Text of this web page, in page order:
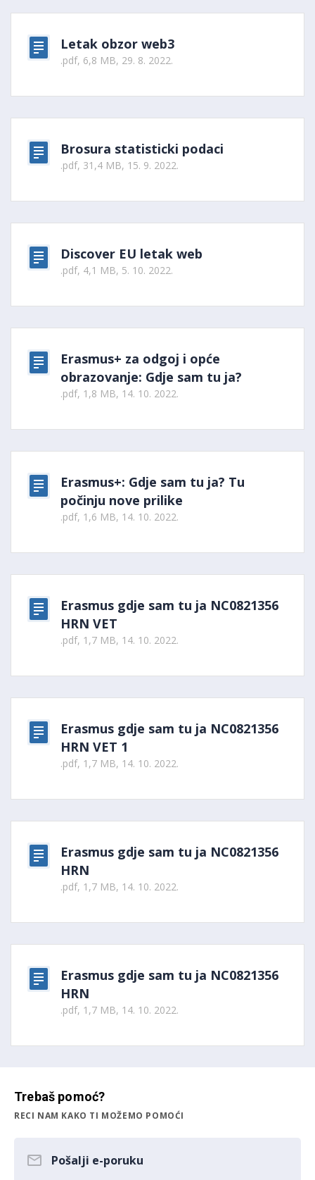
Letak obzor web3
.pdf, 6,8 MB, 29. 8. 2022.
Brosura statisticki podaci
.pdf, 31,4 MB, 15. 9. 2022.
Discover EU letak web
.pdf, 4,1 MB, 5. 10. 2022.
Erasmus+ za odgoj i opće
obrazovanje: Gdje sam tu ja?
.pdf, 1,8 MB, 14. 10. 2022.
Erasmus+: Gdje sam tu ja? Tu
počinju nove prilike
.pdf, 1,6 MB, 14. 10. 2022.
Erasmus gdje sam tu ja NC0821356
HRN VET
.pdf, 1,7 MB, 14. 10. 2022.
Erasmus gdje sam tu ja NC0821356
HRN VET 1
.pdf, 1,7 MB, 14. 10. 2022.
Erasmus gdje sam tu ja NC0821356
HRN
.pdf, 1,7 MB, 14. 10. 2022.
Erasmus gdje sam tu ja NC0821356
HRN
.pdf, 1,7 MB, 14. 10. 2022.
Trebaš pomoć?
RECI NAM KAKO TI MOŽEMO POMOĆI
Pošalji e-poruku